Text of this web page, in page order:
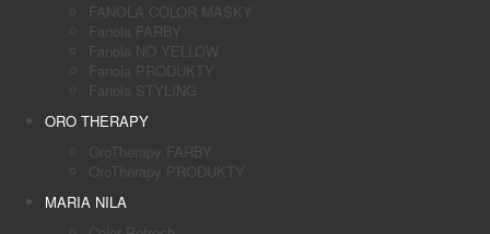
FANOLA COLOR MASKY
Fanola FARBY
Fanola NO YELLOW
Fanola PRODUKTY
Fanola STYLING
ORO THERAPY
OroTherapy FARBY
OroTherapy PRODUKTY
MARIA NILA